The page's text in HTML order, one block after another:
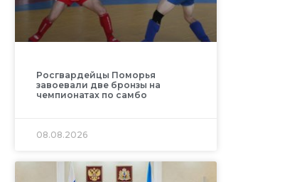
Росгвардейцы Поморья
завоевали две бронзы на
чемпионатах по самбо
08.08.2026